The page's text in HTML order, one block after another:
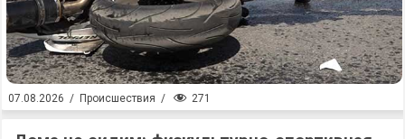
07.08.2026 / Происшествия / 271